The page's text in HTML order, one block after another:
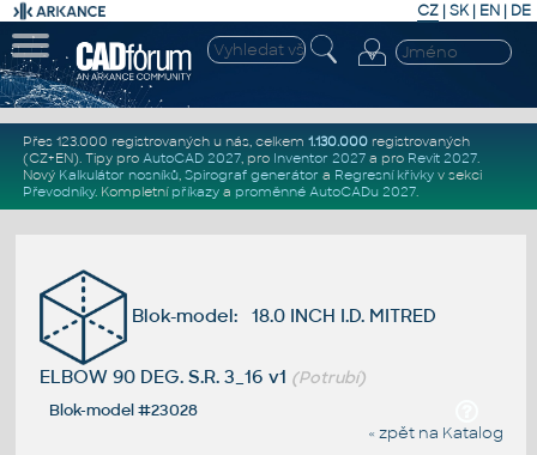
CZ | SK| EN | DE
Přes 123.000 registrovaných u nás, celkem 1.130.000registrovaných
(CZ+EN). Tipy pro AutoCAD 2027, pro Inventor 2027a pro Revit 2027.
Nový Kalkulátor nosníků, Spirograf generátor a Regresní křivkyv sekci
Převodníky. Kompletní příkazya proměnné AutoCADu 2027.
Blok-model: 18.0 INCH I.D. MITRED
ELBOW 90 DEG. S.R. 3_16 v1 (Potrubí)
Blok-model #23028
« zpět na Katalog